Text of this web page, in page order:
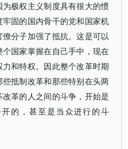
极权主义制度具有很大的惯
固的国内骨干的党和国家机
分子加强了抵抗。这是可以
国家掌握在自己手中，现在
和特权。因此整个改革时期
抵制改革和那些特别在头两
革的人之间的斗争，开始是
的，甚至是当众进行的斗